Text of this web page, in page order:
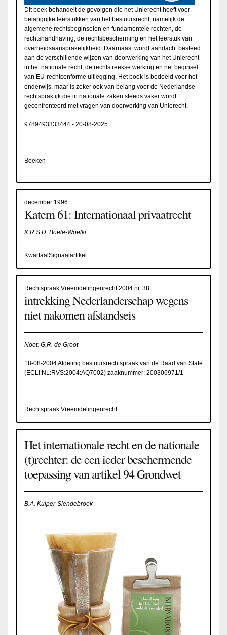
Dit boek behandelt de gevolgen die het Unierecht heeft voor
belangrijke leerstukken van het bestuursrecht, namelijk de
algemene rechtsbeginselen en fundamentele rechten, de
rechtshandhaving, de rechtsbescherming en het leerstuk van
overheidsaansprakelijkheid. Daarnaast wordt aandacht besteed
aan de verschillende wijzen van doorwerking van het Unierecht
in het nationale recht, de rechtstreekse werking en het beginsel
van EU-rechtconforme uitlegging. Het boek is bedoeld voor het
onderwijs, maar is zeker ook van belang voor de Nederlandse
rechtspraktijk die in nationale zaken steeds vaker wordt
geconfronteerd met vragen van doorwerking van Unierecht.
9789493333444 - 20-08-2025
Boeken
december 1996
Katern 61: Internationaal privaatrecht
K.R.S.D. Boele-Woelki
KwartaalSignaalartikel
Rechtspraak Vreemdelingenrecht 2004 nr. 38
intrekking Nederlanderschap wegens
niet nakomen afstandseis
Noot: G.R. de Groot
18-08-2004 Afdeling bestuursrechtspraak van de Raad van State
(ECLI:NL:RVS:2004:AQ7002) zaaknummer: 200306971/1
Rechtspraak Vreemdelingenrecht
Het internationale recht en de nationale
(t)rechter: de een ieder beschermende
toepassing van artikel 94 Grondwet
B.A. Kuiper-Slendebroek